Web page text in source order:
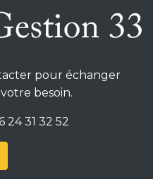
pour échanger
besoin.
24 31 32 52